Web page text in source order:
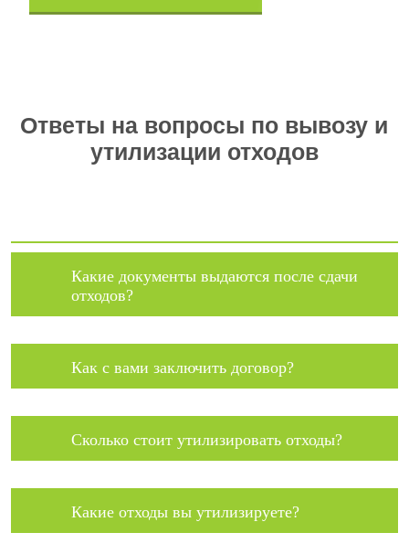
Ответы на вопросы по вывозу и
утилизации отходов
Какие документы выдаются после сдачи
отходов?
Как с вами заключить договор?
Сколько стоит утилизировать отходы?
Какие отходы вы утилизируете?